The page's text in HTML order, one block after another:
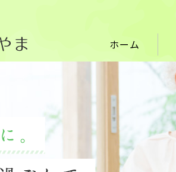
ホーム